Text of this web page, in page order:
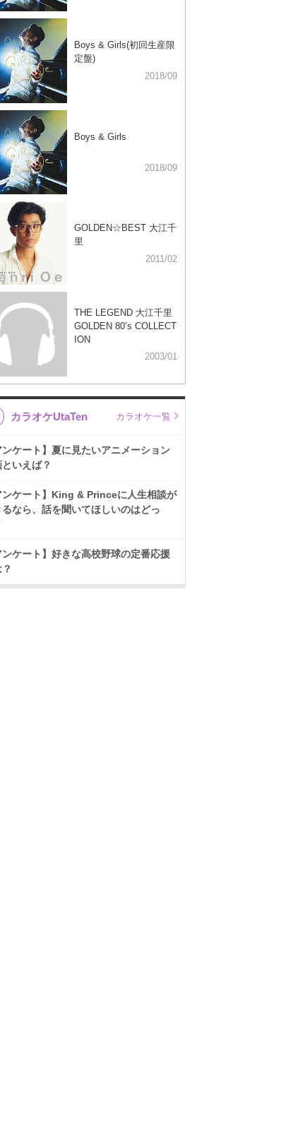
Boys & Girls(初回生産限
定盤)
2018/09
Boys & Girls
2018/09
GOLDEN☆BEST 大江千
里
2011/02
THE LEGEND 大江千里
GOLDEN 80’s COLLECT
ION
2003/01
カラオケUtaTen カラオケ一覧
ンケート】夏に見たいアニメーション
いえば？
ンケート】King & Princeに人生相談が
なら、話を聞いてほしいのはどっ
ンケート】好きな高校野球の定番応援